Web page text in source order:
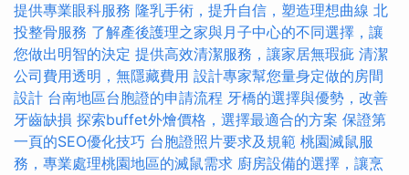
提供專業眼科服務 隆乳手術，提升自信，塑造理想曲線 北
投整骨服務 了解產後護理之家與月子中心的不同選擇，讓
您做出明智的決定 提供高效清潔服務，讓家居無瑕疵 清潔
公司費用透明，無隱藏費用 設計專家幫您量身定做的房間
設計 台南地區台胞證的申請流程 牙橋的選擇與優勢，改善
牙齒缺損 探索buffet外燴價格，選擇最適合的方案 保證第
一頁的SEO優化技巧 台胞證照片要求及規範 桃園滅鼠服
務，專業處理桃園地區的滅鼠需求 廚房設備的選擇，讓烹